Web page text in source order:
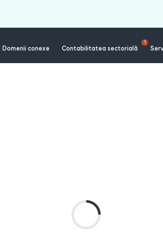
Domenii conexe Contabilitatea sectorială
1